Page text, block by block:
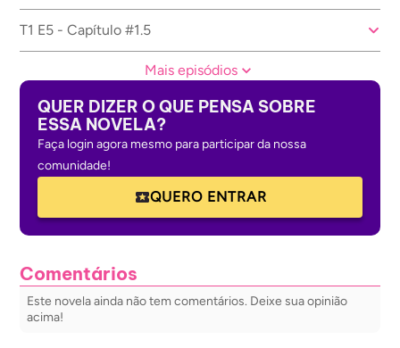
T1 E5 - Capítulo #1.5
Mais episódios
QUER DIZER O QUE PENSA SOBRE
ESSA NOVELA?
Faça login agora mesmo para participar da nossa
comunidade!
QUERO ENTRAR
Comentários
Este novela ainda não tem comentários. Deixe sua opinião
acima!